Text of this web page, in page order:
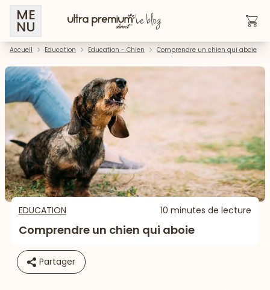
ME
NU
Accueil Education Education - Chien Comprendre un chien qui aboie
EDUCATION 10 minutes de lecture
Comprendre un chien qui aboie
Partager